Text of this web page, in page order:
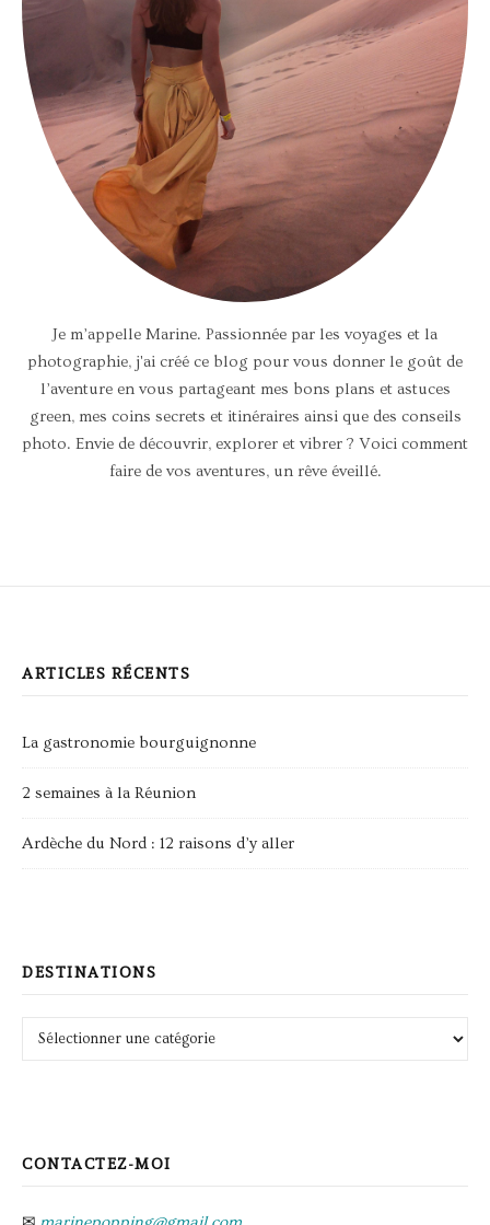
Je m’appelle Marine. Passionnée par les voyages et la
photographie, j'ai créé ce blog pour vous donner le goût de
l’aventure en vous partageant mes bons plans et astuces
green, mes coins secrets et itinéraires ainsi que des conseils
photo. Envie de découvrir, explorer et vibrer ? Voici comment
faire de vos aventures, un rêve éveillé.
ARTICLES RÉCENTS
La gastronomie bourguignonne
2 semaines à la Réunion
Ardèche du Nord : 12 raisons d’y aller
DESTINATIONS
Destinations
CONTACTEZ-MOI